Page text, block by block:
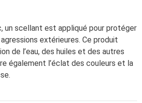
un scellant est appliqué pour protéger
extérieures. Ce produit
de l’eau, des huiles et des autres
également l’éclat des couleurs et la